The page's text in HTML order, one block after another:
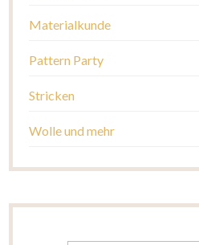
Materialkunde
Pattern Party
Stricken
Wolle und mehr